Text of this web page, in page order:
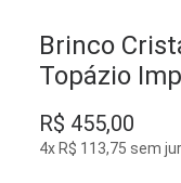
Brinco
Topázio
R$ 455,00
4x R$ 113,75 sem